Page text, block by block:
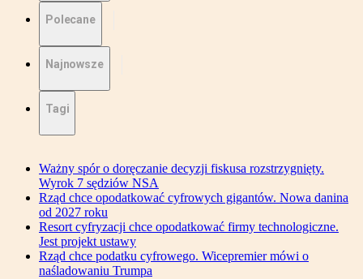
Polecane
Najnowsze
Tagi
Ważny spór o doręczanie decyzji fiskusa rozstrzygnięty.
Wyrok 7 sędziów NSA
Rząd chce opodatkować cyfrowych gigantów. Nowa danina
od 2027 roku
Resort cyfryzacji chce opodatkować firmy technologiczne.
Jest projekt ustawy
Rząd chce podatku cyfrowego. Wicepremier mówi o
naśladowaniu Trumpa